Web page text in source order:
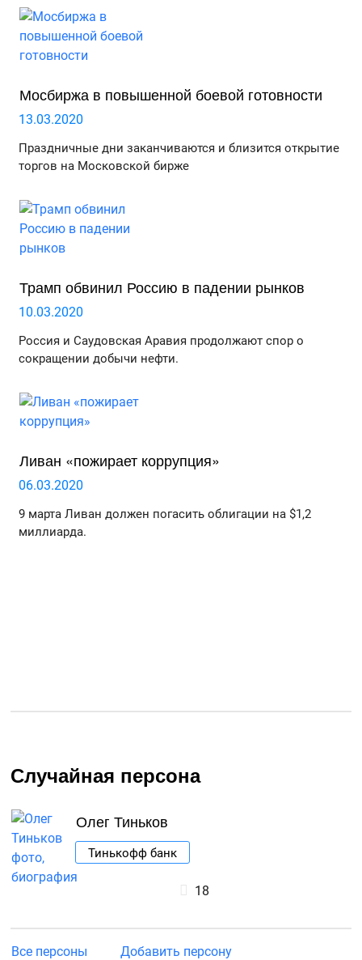
Мосбиржа в повышенной боевой готовности
13.03.2020
Праздничные дни заканчиваются и близится открытие
торгов на Московской бирже
Трамп обвинил Россию в падении рынков
10.03.2020
Россия и Саудовская Аравия продолжают спор о
сокращении добычи нефти.
Ливан «пожирает коррупция»
06.03.2020
9 марта Ливан должен погасить облигации на $1,2
миллиарда.
Случайная персона
Олег Тиньков
Тинькофф банк
18
Все персоны Добавить персону